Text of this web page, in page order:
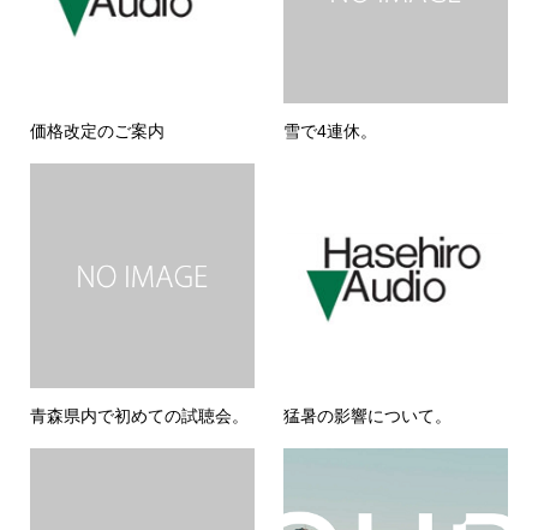
価格改定のご案内 雪で4連休。
青森県内で初めての試聴会。 猛暑の影響について。